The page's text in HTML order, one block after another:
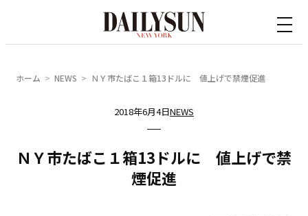
ホーム NEWS ＮＹ市たばこ１箱13ドルに 値上げで禁煙促進
2018年6月4日NEWS
ＮＹ市たばこ１箱13ドルに 値上げで禁
煙促進